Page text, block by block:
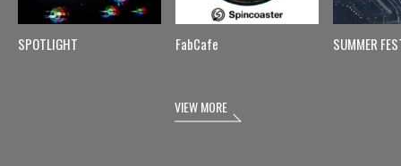
SPOTLIGHT FabCafe SUMMER
VIEW MORE